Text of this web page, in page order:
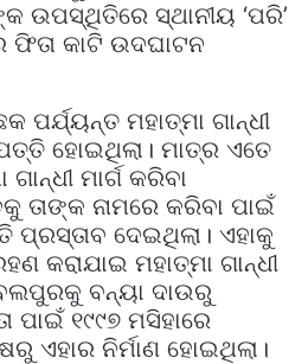
ଉପସ୍ଥିତିରେ ସ୍ଥାନୀୟ ‘ପରି’
ଫିତା କାଟି ଉଦଘାଟନ
ପର୍ଯ୍ୟନ୍ତ ମହାତ୍ମା ଗାନ୍ଧୀ
ହୋଇଥିଲା। ମାତ୍ର ଏତେ
ମାର୍ଗ କରିବା
ତାଙ୍କ ନାମରେ କରିବା ପାଇଁ
ଦେଇଥିଲା। ଏହାକୁ
କରାଯାଇ ମହାତ୍ମା ଗାନ୍ଧୀ
ବନ୍ୟା ଦାଉରୁ
ପାଇଁ ୧୯୯୭ ମସିହାରେ
ଏହାର ନିର୍ମାଣ ହୋଇଥିଲା।